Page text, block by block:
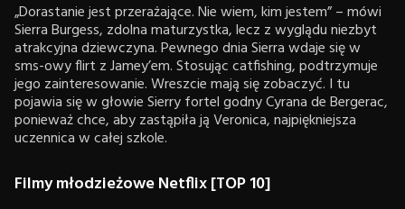
„Dorastanie jest przerażające. Nie wiem, kim jestem” – mówi
Sierra Burgess, zdolna maturzystka, lecz z wyglądu niezbyt
atrakcyjna dziewczyna. Pewnego dnia Sierra wdaje się w
sms-owy flirt z Jamey’em. Stosując catfishing, podtrzymuje
jego zainteresowanie. Wreszcie mają się zobaczyć. I tu
pojawia się w głowie Sierry fortel godny Cyrana de Bergerac,
ponieważ chce, aby zastąpiła ją Veronica, najpiękniejsza
uczennica w całej szkole.
Filmy młodzieżowe Netflix [TOP 10]